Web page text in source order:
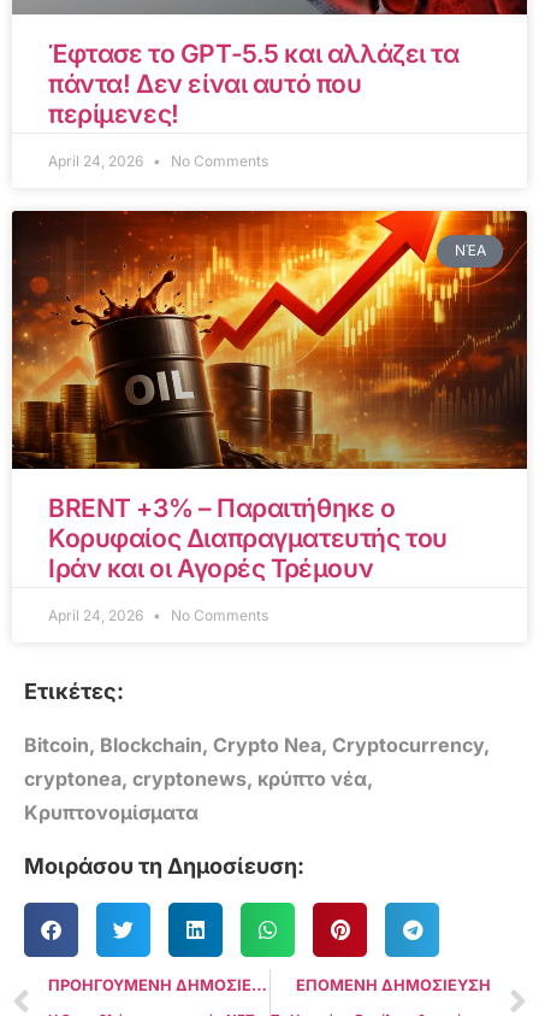
Έφτασε το GPT-5.5 και αλλάζει τα
πάντα! Δεν είναι αυτό που
περίμενες!
April 24, 2026 No Comments
ΝΈΑ
BRENT +3% – Παραιτήθηκε ο
Κορυφαίος Διαπραγματευτής του
Ιράν και οι Αγορές Τρέμουν
April 24, 2026 No Comments
Ετικέτες:
Bitcoin, Blockchain, Crypto Nea, Cryptocurrency,
cryptonea, cryptonews, κρύπτο νέα,
Κρυπτονομίσματα
Μοιράσου τη Δημοσίευση:
ΠΡΟΗΓΟΥΜΕΝΗ ΔΗΜΟΣΙΕΥΣΗ ΕΠΟΜΕΝΗ ΔΗΜΟΣΙΕΥΣΗ